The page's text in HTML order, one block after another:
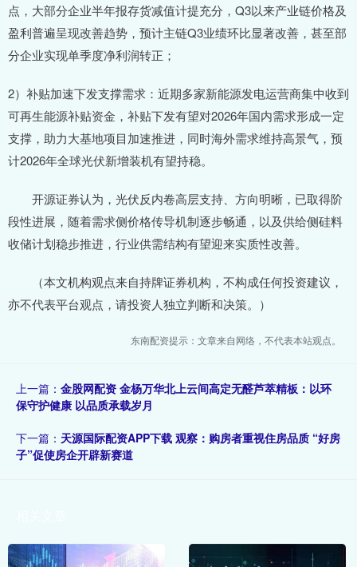
点，大部分企业半年报存货减值计提充分，Q3以来产业链价格及
盈利普遍呈现改善趋势，预计主链Q3业绩环比显著改善，甚至部
分企业实现单季度净利润转正；
2）补贴加速下发支撑需求：近期多家新能源发电运营商集中收到
可再生能源补贴资金，补贴下发有望对2026年国内需求形成一定
支撑，助力大基地项目加速推进，同时海外需求维持高景气，预
计2026年全球光伏新增装机有望持稳。
开源证券认为，光伏反内卷高层支持、方向明晰，已取得阶
段性进展，随着需求侧价格传导机制逐步畅通，以及供给侧硅料
收储计划稳步推进，行业供需结构有望迎来实质性改善。
（本文机构观点来自持牌证券机构，不构成任何投资建议，
亦不代表平台观点，请投资人独立判断和决策。）
东南配资提示：文章来自网络，不代表本站观点。
上一篇： 金股网配资 金杨万华北上云间高定无醛芦萃精板：以环
保守护健康 以品质承载岁月
下一篇： 天源国际配资APP下载 观察：购房者重视住房品质 “好房
子”促使房企开辟新赛道